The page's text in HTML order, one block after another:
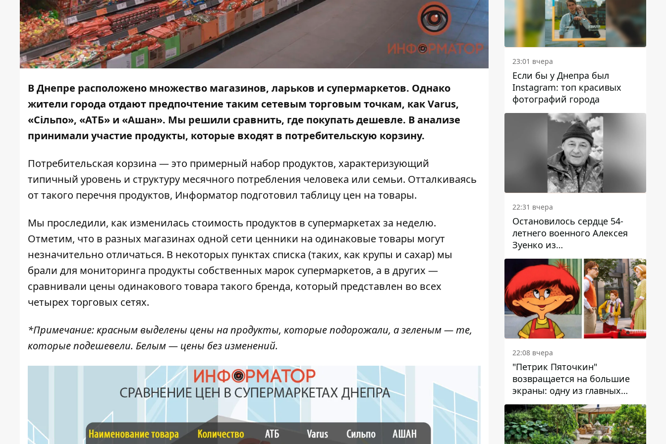
В Днепре расположено множество магазинов, ларьков и супермаркетов. Однако
жители города отдают предпочтение таким сетевым торговым точкам, как Varus,
«Сільпо», «АТБ» и «Ашан». Мы решили сравнить, где покупать дешевле. В анализе
принимали участие продукты, которые входят в потребительскую корзину.
Потребительская корзина — это примерный набор продуктов, характеризующий
типичный уровень и структуру месячного потребления человека или семьи. Отталкиваясь
от такого перечня продуктов, Информатор подготовил таблицу цен на товары.
Мы проследили, как изменилась стоимость продуктов в супермаркетах за неделю.
Отметим, что в разных магазинах одной сети ценники на одинаковые товары могут
незначительно отличаться. В некоторых пунктах списка (таких, как крупы и сахар) мы
брали для мониторинга продукты собственных марок супермаркетов, а в других —
сравнивали цены одинакового товара такого бренда, который представлен во всех
четырех торговых сетях.
*Примечание: красным выделены цены на продукты, которые подорожали, а зеленым — те,
которые подешевели. Белым — цены без изменений.
23:01 вчера
Если бы у Днепра был
Instagram: топ красивых
фотографий города
22:31 вчера
Остановилось сердце 54-
летнего военного Алексея
Зуенко из
Днепропетровской области
22:08 вчера
"Петрик Пяточкин"
возвращается на большие
экраны: одну из главных
ролей сыграет 9-летний
днепрянин Александр
Войтеховский